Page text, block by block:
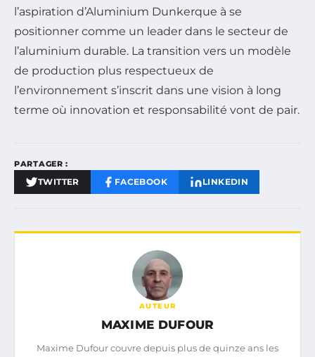
l’aspiration d’Aluminium Dunkerque à se
positionner comme un leader dans le secteur de
l’aluminium durable. La transition vers un modèle
de production plus respectueux de
l’environnement s’inscrit dans une vision à long
terme où innovation et responsabilité vont de pair.
PARTAGER :
TWITTER FACEBOOK LINKEDIN
AUTEUR
MAXIME DUFOUR
Maxime Dufour couvre depuis plus de quinze ans les